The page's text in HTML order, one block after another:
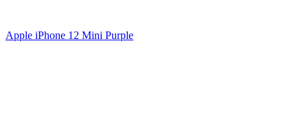
Apple iPhone 12 Mini Purple